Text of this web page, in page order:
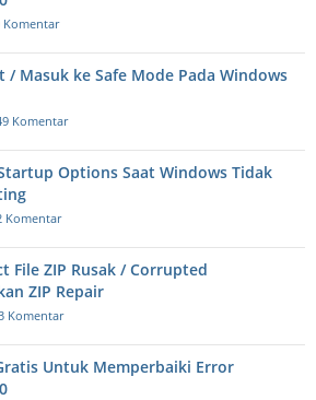
Komentar
/ Masuk ke Safe Mode Pada Windows
Komentar
Options Saat Windows Tidak
Komentar
File ZIP Rusak / Corrupted
ZIP Repair
Komentar
Untuk Memperbaiki Error